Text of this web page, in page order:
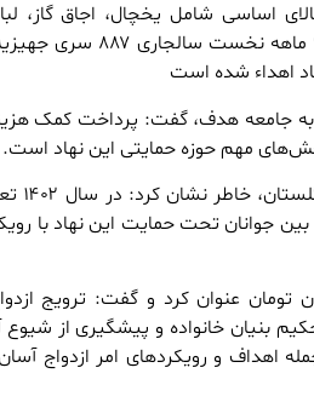
وسلامت خانواده با اشاره به ۵ قلم کالای اساسی شامل یخچال،
جاروبرقی و تلویزیون در هرسری جهیزیه ، افزود:
به جامعه هدف، گفت: پرداخت کمک
مهم حوزه حمایتی این نهاد است.
ریال تأمین و بین جوانان تحت حمایت این نهاد
هر سری جهیزیه را بیش از ۵۰ میلیون تومان عنوان کرد و گفت:
بنیان خانواده و پیشگیری از
اهداف و رویکردهای امر ازدواج